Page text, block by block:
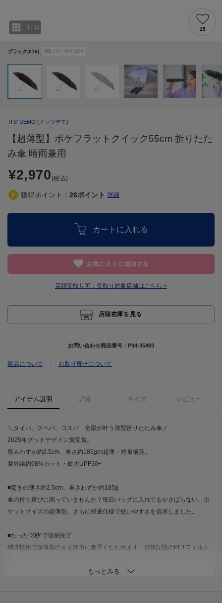
ブラック(019) 00(フリーサイズ) ○
/ 12 15
ITS' DEMO (イッツデモ)
【超薄型】ポケフラットクイック55cm 折りたた
み傘 晴雨兼用
¥2,970 (税込)
獲得ポイント： 26ポイント 詳細
カートに入れる
お気に入りに追加する
店頭受取り可： 受取り対象店舗はこちら >
店頭在庫を見る
お問い合わせ商品番号： P94-35483
返品について お取り寄せについて
アイテム説明 詳細 サイズ レビュー
＼タイパ、スペパ、コスパ 全部が叶う薄型折りたたみ傘／
2025年グッドデザイン賞受賞。
厚みわずか約2.5cm、重さ約185gの超薄・軽量構造。
紫外線約98%カット・最大UPF50+
■驚きの薄さ約2.5cm、重さわずか約185g
傘の持ち運びに困っていませんか？毎日バッグに入れてもかさばらない、ポ
ケットサイズの超薄型。さらに軽量仕様で使いやすさを追求しました。
■たった“2秒”で収納完了
特許技術で超薄型のまま簡単に素早くたためます。形状記憶のPETフィルム